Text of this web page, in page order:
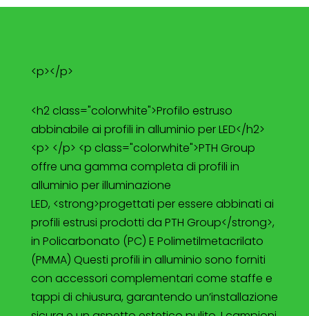
<p></p>
<h2 class="colorwhite">Profilo estruso
abbinabile ai profili in alluminio per LED</h2>
<p> </p> <p class="colorwhite">PTH Group
offre una gamma completa di profili in
alluminio per illuminazione
LED, <strong>progettati per essere abbinati ai
profili estrusi prodotti da PTH Group</strong>,
in Policarbonato (PC) E Polimetilmetacrilato
(PMMA) Questi profili in alluminio sono forniti
con accessori complementari come staffe e
tappi di chiusura, garantendo un’installazione